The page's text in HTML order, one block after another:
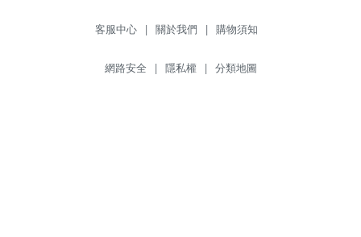
客服中心 | 關於我們 | 購物須知
網路安全 | 隱私權 | 分類地圖